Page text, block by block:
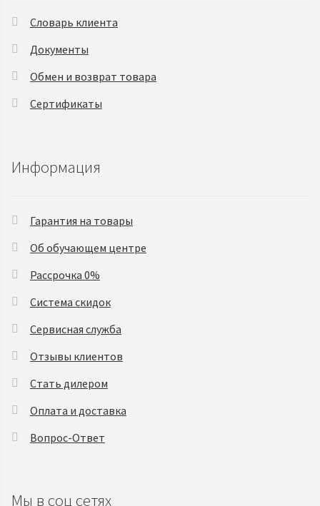
Словарь клиента
Документы
Обмен и возврат товара
Сертификаты
Информация
Гарантия на товары
Об обучающем центре
Рассрочка 0%
Система скидок
Сервисная служба
Отзывы клиентов
Стать дилером
Оплата и доставка
Вопрос-Ответ
Мы в соц сетях